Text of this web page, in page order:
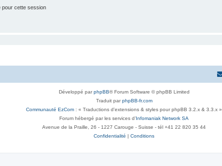
pour cette session
Développé parphpBB® Forum Software © phpBB Limited
Traduit parphpBB-fr.com
Communauté EzCom : « Traductions d'extensions & styles pour phpBB 3.2.x & 3.3.x »
Forum hébergé par les services d’Infomaniak Network SA
Avenue de la Praille, 26 - 1227 Carouge - Suisse - tél +41 22 820 35 44
Confidentialité | Conditions